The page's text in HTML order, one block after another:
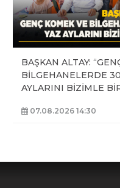
BAŞKAN ALTAY:
BİLGEHANELERDE
AYLARINI BİZİMLE
07.08.2026 14:30